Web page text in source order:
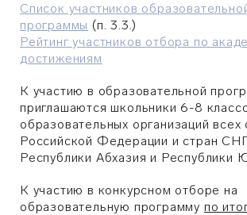
Список участников
программы (п. 3.3.)
Рейтинг участников отбора по
достижениям
К участию в образовательной
приглашаются школьники 6-8
образовательных организаций всех
Российской Федерации и стран
Республики Абхазия и Республики
К участию в конкурсном отборе на
образовательную программу по